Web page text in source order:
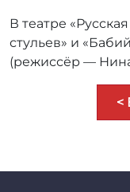
В театре
стульев» и
(режиссёр —
<